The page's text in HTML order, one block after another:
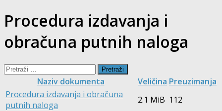
Procedura izdavanja i
obračuna putnih naloga
Pretraži:
Naziv dokumenta
Veličina Preuzimanja
Procedura izdavanja i obračuna
putnih naloga
2.1 MiB 112